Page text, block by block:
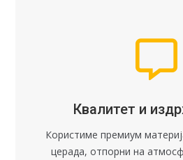
Квалитет и
Користиме премиум
церада, отпорни на